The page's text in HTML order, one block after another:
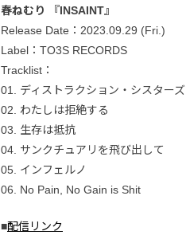
春ねむり 『INSAINT』
Release Date：2023.09.29 (Fri.)
Label：TO3S RECORDS
Tracklist：
01. ディストラクション・シスターズ
02. わたしは拒絶する
03. 生存は抵抗
04. サンクチュアリを飛び出して
05. インフェルノ
06. No Pain, No Gain is Shit
■配信リンク